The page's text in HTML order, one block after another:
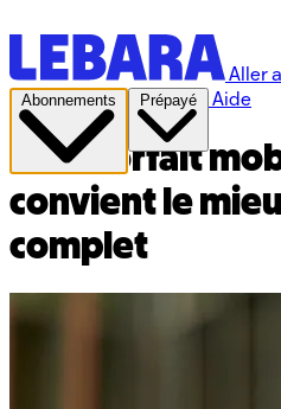
Aller
Aide
Quel forfait
convient le
complet